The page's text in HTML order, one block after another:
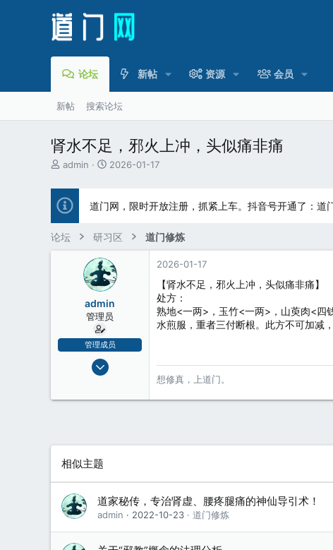
论坛 新帖 资源 会员
新帖 搜索论坛
肾水不足，邪火上冲，头似痛非痛
主
发
起
人
admin
开
间
2026-01-17
道门网，限时开放注册，抓紧上车。抖音号开通了：道
论坛 研习区 道门修炼
admin
管理员
管理成员
2008-12-21
2026-01-17
【肾水不足，邪火上冲，头似痛非痛】
处方：
熟地<一两>，玉竹<一两>，山萸肉<四
水煎服，重者三付断根。此方不可加减
想修真，上道门。
相似主题
道家秘传，专治肾虚、腰疼腿痛的神仙导引术！
admin 2022-10-23 道门修炼